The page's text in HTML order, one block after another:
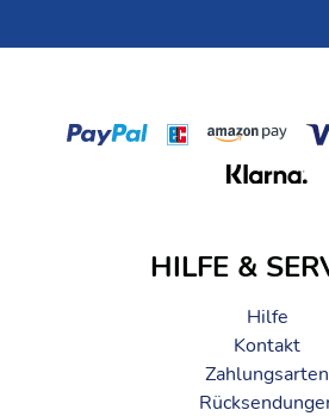
HILFE &
Hilfe
Kontakt
Zahlungsarten